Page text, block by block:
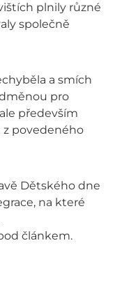
plnily různé
společně
a smích
pro
především
z povedeného
Dětského dne
na které
článkem.